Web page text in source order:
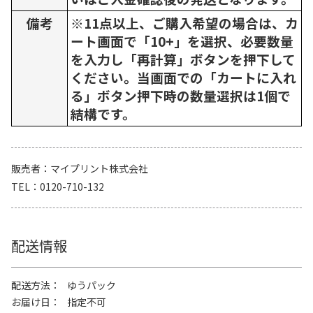
備考
※11点以上、ご購入希望の場合は、カ
ート画面で「10+」を選択、必要数量
を入力し「再計算」ボタンを押下して
ください。当画面での「カートに入れ
る」ボタン押下時の数量選択は1個で
結構です。
販売者
マイプリント株式会社
TEL
0120-710-132
配送情報
配送方法
ゆうパック
お届け日
指定不可